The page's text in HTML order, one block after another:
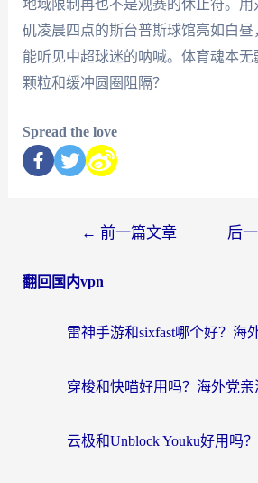
地域限制再也不是观赛的休止符。用
矶凌晨四点的斯台普斯球馆亮如白昼
能听见中超球迷的呐喊。体育魂本
颗粒和缓冲圆圈阻隔？
Spread the love
← 前一篇文章 后
翻回国内vpn